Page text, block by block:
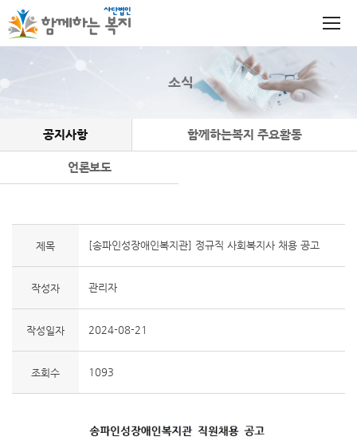
소식
공지사항 함께하는복지 주요활동
언론보도
제목 [송파인성장애인복지관] 정규직 사회복지사 채용 공고
작성자 관리자
작성일자 2024-08-21
조회수 1093